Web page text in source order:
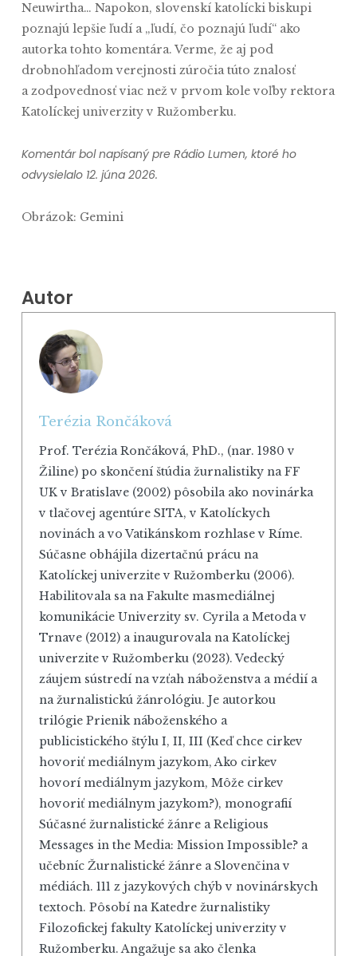
Neuwirtha… Napokon, slovenskí katolícki biskupi
poznajú lepšie ľudí a „ľudí, čo poznajú ľudí“ ako
autorka tohto komentára. Verme, že aj pod
drobnohľadom verejnosti zúročia túto znalosť
a zodpovednosť viac než v prvom kole voľby rektora
Katolíckej univerzity v Ružomberku.
Komentár bol napísaný pre Rádio Lumen, ktoré ho
odvysielalo 12. júna 2026.
Obrázok: Gemini
Autor
Terézia Rončáková
Prof. Terézia Rončáková, PhD., (nar. 1980 v
Žiline) po skončení štúdia žurnalistiky na FF
UK v Bratislave (2002) pôsobila ako novinárka
v tlačovej agentúre SITA, v Katolíckych
novinách a vo Vatikánskom rozhlase v Ríme.
Súčasne obhájila dizertačnú prácu na
Katolíckej univerzite v Ružomberku (2006).
Habilitovala sa na Fakulte masmediálnej
komunikácie Univerzity sv. Cyrila a Metoda v
Trnave (2012) a inaugurovala na Katolíckej
univerzite v Ružomberku (2023). Vedecký
záujem sústredí na vzťah náboženstva a médií a
na žurnalistickú žánrológiu. Je autorkou
trilógie Prienik náboženského a
publicistického štýlu I, II, III (Keď chce cirkev
hovoriť mediálnym jazykom, Ako cirkev
hovorí mediálnym jazykom, Môže cirkev
hovoriť mediálnym jazykom?), monografií
Súčasné žurnalistické žánre a Religious
Messages in the Media: Mission Impossible? a
učebníc Žurnalistické žánre a Slovenčina v
médiách. 111 z jazykových chýb v novinárskych
textoch. Pôsobí na Katedre žurnalistiky
Filozofickej fakulty Katolíckej univerzity v
Ružomberku. Angažuje sa ako členka